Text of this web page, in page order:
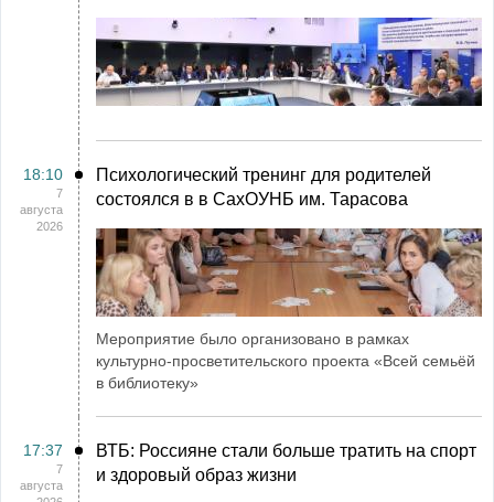
18:10
7
августа
2026
Психологический тренинг для родителей
состоялся в в СахОУНБ им. Тарасова
Мероприятие было организовано в рамках
культурно-просветительского проекта «Всей семьёй
в библиотеку»
17:37
7
августа
ВТБ: Россияне стали больше тратить на спорт
и здоровый образ жизни